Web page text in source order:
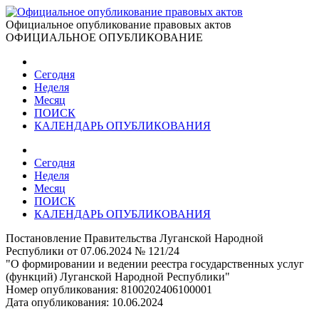
Официальное опубликование правовых актов
ОФИЦИАЛЬНОЕ ОПУБЛИКОВАНИЕ
Сегодня
Неделя
Месяц
ПОИСК
КАЛЕНДАРЬ ОПУБЛИКОВАНИЯ
Сегодня
Неделя
Месяц
ПОИСК
КАЛЕНДАРЬ ОПУБЛИКОВАНИЯ
Постановление Правительства Луганской Народной
Республики от 07.06.2024 № 121/24
"О формировании и ведении реестра государственных услуг
(функций) Луганской Народной Республики"
Номер опубликования: 8100202406100001
Дата опубликования: 10.06.2024